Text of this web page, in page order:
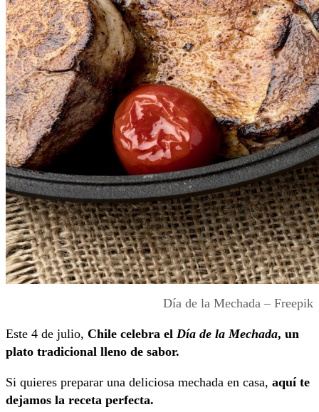
Día de la Mechada – Freepik
Este 4 de julio, Chile celebra el Día de la Mechada, un
plato tradicional lleno de sabor.
Si quieres preparar una deliciosa mechada en casa, aquí te
dejamos la receta perfecta.